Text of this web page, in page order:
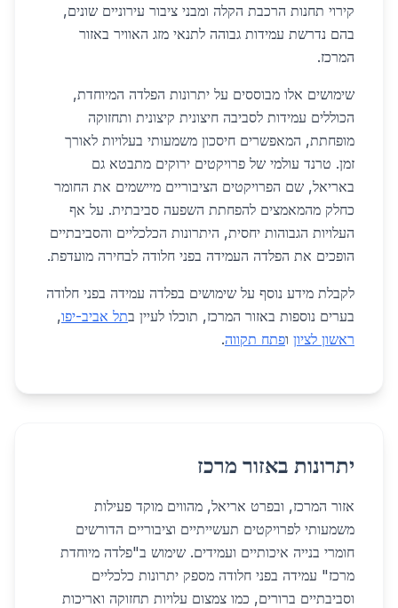
קירוי תחנות הרכבת הקלה ומבני ציבור עירוניים שונים,
בהם נדרשת עמידות גבוהה לתנאי מזג האוויר באזור
המרכז.
שימושים אלו מבוססים על יתרונות הפלדה המיוחדת,
הכוללים עמידות לסביבה חיצונית קיצונית ותחזוקה
מופחתת, המאפשרים חיסכון משמעותי בעלויות לאורך
זמן. טרנד עולמי של פרויקטים ירוקים מתבטא גם
באריאל, שם הפרויקטים הציבוריים מיישמים את החומר
כחלק מהמאמצים להפחתת השפעה סביבתית. על אף
העלויות הגבוהות יחסית, היתרונות הכלכליים והסביבתיים
הופכים את הפלדה העמידה בפני חלודה לבחירה מועדפת.
לקבלת מידע נוסף על שימושים בפלדה עמידה בפני חלודה
בערים נוספות באזור המרכז, תוכלו לעיין בתל אביב-יפו,
ראשון לציון ופתח תקווה.
יתרונות באזור מרכז
אזור המרכז, ובפרט אריאל, מהווים מוקד פעילות
משמעותי לפרויקטים תעשייתיים וציבוריים הדורשים
חומרי בנייה איכותיים ועמידים. שימוש ב"פלדה מיוחדת
מרכז" עמידה בפני חלודה מספק יתרונות כלכליים
וסביבתיים ברורים, כמו צמצום עלויות תחזוקה ואריכות